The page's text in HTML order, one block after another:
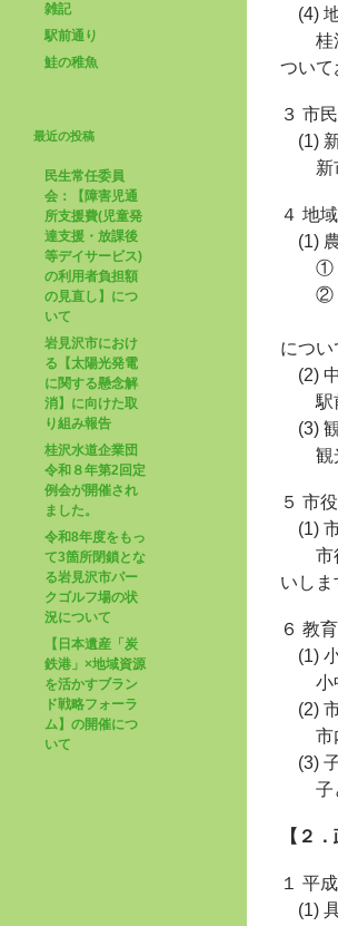
(4)
桂沢
ついて
３ 市
(1)
新市
４ 地
(1)
① Ｉ
② 農
ＩＣ
につい
(2)
駅前
(3)
観光
５ 市
(1)
市役
いしま
６ 教
(1)
小中
(2)
市内
(3)
子ど
【２
１ 平
(1)
雑記
駅前通り
鮭の稚魚
最近の投稿
民生常任委員
会：【障害児通
所支援費(児童発
達支援・放課後
等デイサービス)
の利用者負担額
の見直し】につ
いて
岩見沢市におけ
る【太陽光発電
に関する懸念解
消】に向けた取
り組み報告
桂沢水道企業団
令和８年第2回定
例会が開催され
ました。
令和8年度をもっ
て3箇所閉鎖とな
る岩見沢市パー
クゴルフ場の状
況について
【日本遺産「炭
鉄港」×地域資源
を活かすブラン
ド戦略フォーラ
ム】の開催につ
いて